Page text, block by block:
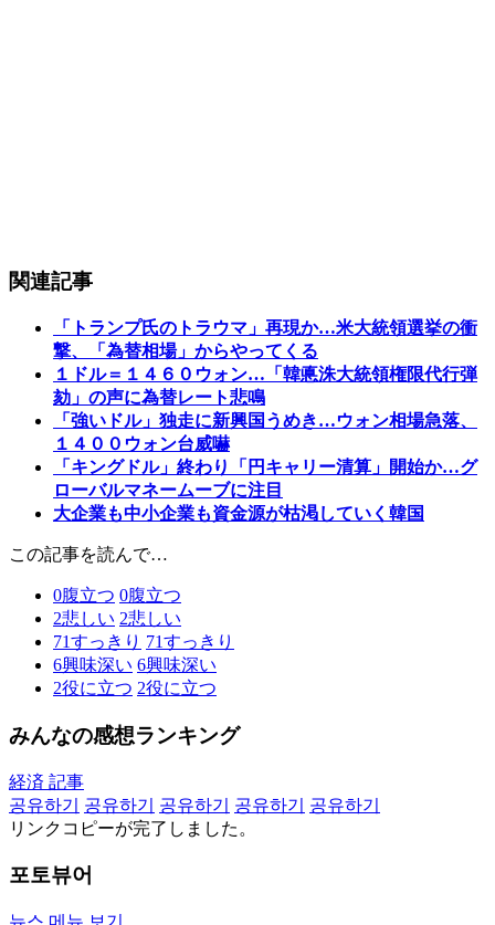
関連記事
「トランプ氏のトラウマ」再現か…米大統領選挙の衝
撃、「為替相場」からやってくる
１ドル＝１４６０ウォン…「韓悳洙大統領権限代行弾
劾」の声に為替レート悲鳴
「強いドル」独走に新興国うめき…ウォン相場急落、
１４００ウォン台威嚇
「キングドル」終わり「円キャリー清算」開始か…グ
ローバルマネームーブに注目
大企業も中小企業も資金源が枯渇していく韓国
この記事を読んで…
0腹立つ 0腹立つ
2悲しい 2悲しい
71すっきり 71すっきり
6興味深い 6興味深い
2役に立つ 2役に立つ
みんなの感想ランキング
経済 記事
공유하기
공유하기 공유하기 공유하기
공유하기
リンクコピーが完了しました。
포토뷰어
뉴스 메뉴 보기